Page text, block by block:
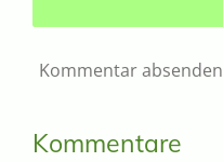
Kommentar absenden
Kommentare